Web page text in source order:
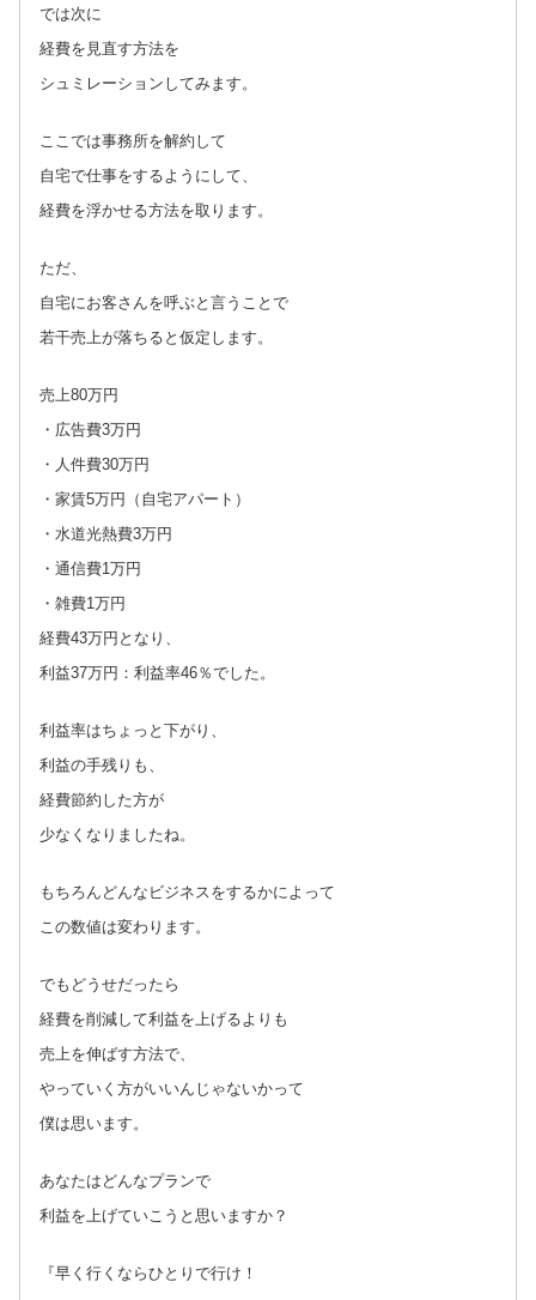
では次に
経費を見直す方法を
シュミレーションしてみます。
ここでは事務所を解約して
自宅で仕事をするようにして、
経費を浮かせる方法を取ります。
ただ、
自宅にお客さんを呼ぶと言うことで
若干売上が落ちると仮定します。
売上80万円
・広告費3万円
・人件費30万円
・家賃5万円（自宅アパート）
・水道光熱費3万円
・通信費1万円
・雑費1万円
経費43万円となり、
利益37万円：利益率46％でした。
利益率はちょっと下がり、
利益の手残りも、
経費節約した方が
少なくなりましたね。
もちろんどんなビジネスをするかによって
この数値は変わります。
でもどうせだったら
経費を削減して利益を上げるよりも
売上を伸ばす方法で、
やっていく方がいいんじゃないかって
僕は思います。
あなたはどんなプランで
利益を上げていこうと思いますか？
『早く行くならひとりで行け！